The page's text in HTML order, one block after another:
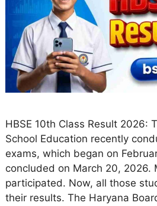
HBSE 10th Class Result 2026:
School Education recently
exams, which began on
concluded on March 20, 2026.
participated. Now, all those
their results. The Haryana